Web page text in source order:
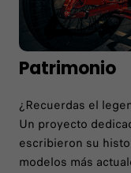
Patrimonio
¿Recuerdas el
Un proyecto
escribieron su
modelos más